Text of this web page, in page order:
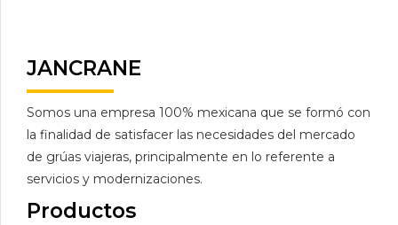
JANCRANE
Somos una empresa 100% mexicana que se formó con
la finalidad de satisfacer las necesidades del mercado
de grúas viajeras, principalmente en lo referente a
servicios y modernizaciones.
Productos